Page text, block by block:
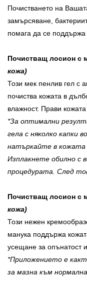
Почистването на
замърсяване,
помага да се поддържа
Почистващ лосион с
кожа)
Този мек пенлив гел с
почиства кожата в
влажност. Прави
*За оптимални
гела с няколко капки
натъркайте в кожата
Изплакнете обилно с
процедурата. След
Почистващ лосион с
кожа)
Този нежен
манука поддържа
усещане за опънатост
*Приложението е
за мазна към